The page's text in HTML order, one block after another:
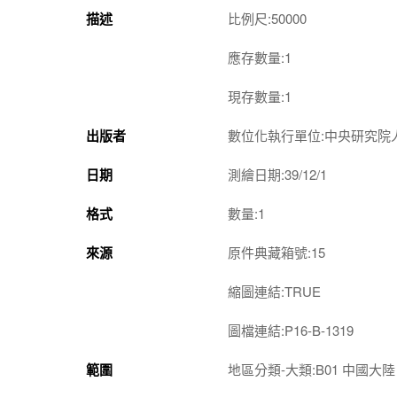
描述 比例尺:50000
應存數量:1
現存數量:1
出版者 數位化執行單位:中央研究
日期 測繪日期:39/12/1
格式 數量:1
來源 原件典藏箱號:15
縮圖連結:TRUE
圖檔連結:P16-B-1319
範圍 地區分類-大類:B01 中國大陸